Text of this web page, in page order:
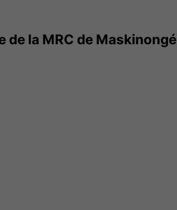
la MRC de Maskinongé